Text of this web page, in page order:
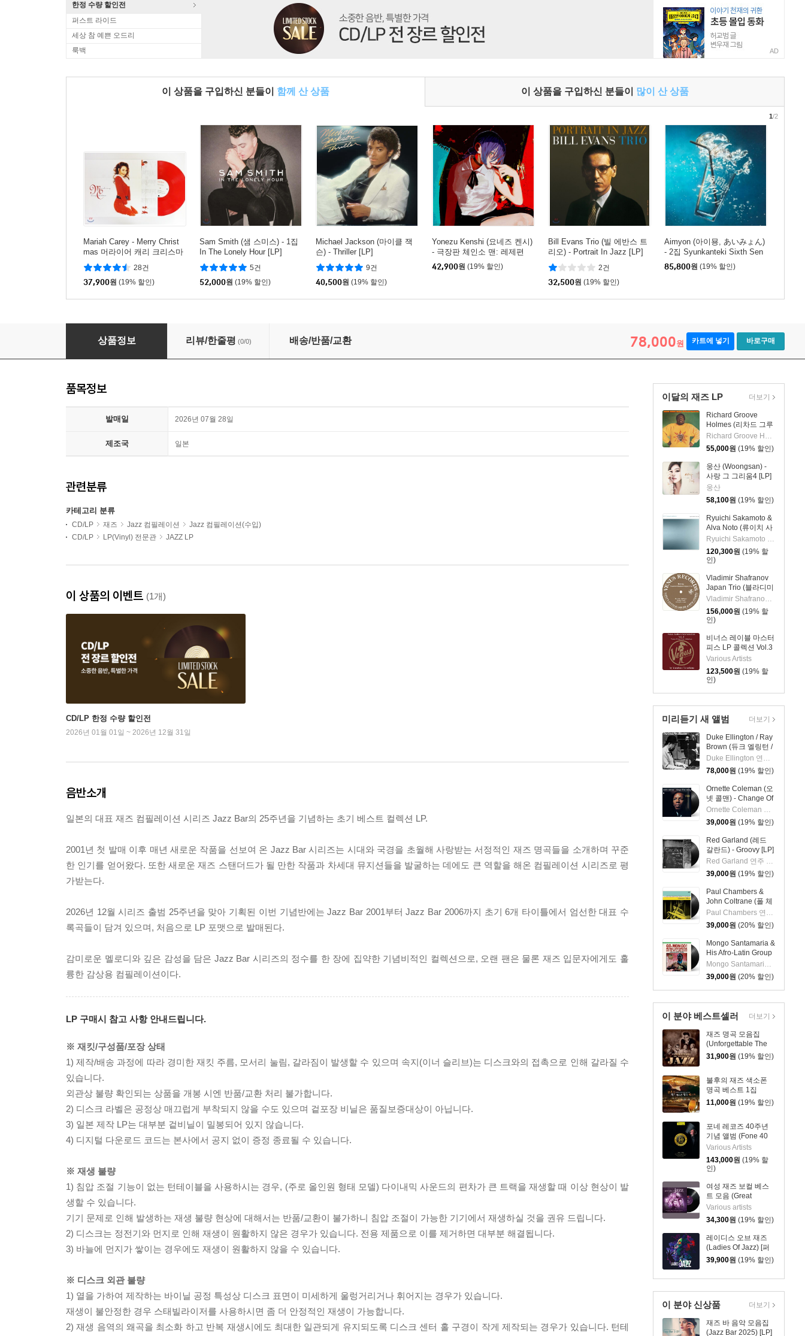
한정 수량 할인전
퍼스트 라이드
세상 참 예쁜 오드리
룩백
AD
이 상품을 구입하신 분들이 함께 산 상품 이 상품을 구입하신 분들이 많이 산 상품
Mariah Carey - Merry Christ
mas 머라이어 캐리 크리스마
스 앨범 [레드 컬러 LP]
28건
37,900원 (19% 할인)
Sam Smith (샘 스미스) - 1집
In The Lonely Hour [LP]
5건
52,000원 (19% 할인)
Michael Jackson (마이클 잭
슨) - Thriller [LP]
9건
40,500원 (19% 할인)
Yonezu Kenshi (요네즈 켄시)
- 극장판 체인소 맨: 레제편
주제곡 IRIS OUT / JANE DO
E [LP]
42,900원 (19% 할인)
Bill Evans Trio (빌 에반스 트
리오) - Portrait In Jazz [LP]
2건
32,500원 (19% 할인)
Aimyon (아이묭, あいみょん)
- 2집 Syunkanteki Sixth Sen
se (순간적인 식스센스) [컬러
2LP]
85,800원 (19% 할인)
1/2
재즈 바 시리즈 25주년 베스트 컬렉션 (Jazz Bar: Yasukuni Terashima Presents Jazz Bar Best Of The Early Years 2001-2006) [LP]
상품정보 리뷰/한줄평 (0/0) 배송/반품/교환 78,000원 카트에 넣기 바로구매
이달의 재즈 LP
Richard Groove
Holmes (리차드 그루
브 홈스) - Six Million
Dollar Man [LP]
Richard Groove Holmes
55,000원 (19% 할인)
웅산 (Woongsan) -
사랑 그 그리움4 [LP]
웅산
58,100원 (19% 할인)
Ryuichi Sakamoto &
Alva Noto (류이치 사
카모토 & 알바 노토) -
12 Conversations
[2LP]
Ryuichi Sakamoto & Alva Noto
120,300원 (19% 할
인)
Vladimir Shafranov
Japan Trio (블라디미
르 샤프라노프 재팬
트리오) - Bolivia
[2LP]
Vladimir Shafranov Japan Trio
156,000원 (19% 할
인)
비너스 레이블 마스터
피스 LP 콜렉션 Vol.3
(Venus Audio Grade
Records Selection
Vol. 3 by Yasukuni
Terashima) [2LP]
Various Artists
123,500원 (19% 할
인)
더보기
미리듣기 새 앨범
Duke Ellington / Ray
Brown (듀크 엘링턴 /
레이 브라운) - This
One's For Blanton
[LP]
Duke Ellington 연주 외 1명
78,000원 (19% 할인)
Ornette Coleman (오
넷 콜맨) - Change Of
The Century [LP] Ornette Coleman 연주
39,000원 (19% 할인)
Red Garland (레드
갈란드) - Groovy [LP]
Red Garland 연주 외 2명
39,000원 (19% 할인)
Paul Chambers &
John Coltrane (폴 체
임버스 & 존 콜트레
인) - A Jazz
Delegation From the
East: Chamber's
Music [LP]
Paul Chambers 연주 외 1명
39,000원 (20% 할인)
Mongo Santamaria &
His Afro-Latin Group
(몽고 산타마리아 &
히스 아프로 라틴 그
룹) - Go Mongo!
(Feat. Chick Corea)
[LP]
Mongo Santamaria 연주
39,000원 (20% 할인)
더보기
이 분야 베스트셀러
재즈 명곡 모음집
(Unforgettable The
Best of Jazz) [LP]
31,900원 (19% 할인)
불후의 재즈 색소폰
명곡 베스트 1집
(Everlasting Jazz
11,000원 (19% 할인)
포네 레코즈 40주년
기념 앨범 (Fone 40
Years 1983-2023)
[2LP]
Various Artists
143,000원 (19% 할
인)
여성 재즈 보컬 베스
트 모음 (Great
Ladies Of Jazz) [LP]
Various artists
34,300원 (19% 할인)
레이디스 오브 재즈
(Ladies Of Jazz) [퍼
플 화이트 컬러 LP]
39,900원 (19% 할인)
더보기
이 분야 신상품
재즈 바 음악 모음집
(Jazz Bar 2025) [LP]
더보기
품목정보
발매일 2026년 07월 28일
제조국 일본
관련분류
카테고리 분류
CD/LP 재즈 Jazz 컴필레이션
Jazz 컴필레이션(수입)
CD/LP
LP(Vinyl) 전문관 JAZZ LP
이 상품의 이벤트 (1개)
CD/LP 한정 수량 할인전
2026년 01월 01일 ~ 2026년 12월 31일
음반소개
일본의 대표 재즈 컴필레이션 시리즈 Jazz Bar의 25주년을 기념하는 초기 베스트 컬렉션 LP.
2001년 첫 발매 이후 매년 새로운 작품을 선보여 온 Jazz Bar 시리즈는 시대와 국경을 초월해 사랑받는 서정적인 재즈 명곡들을 소개하며 꾸준
한 인기를 얻어왔다. 또한 새로운 재즈 스탠더드가 될 만한 작품과 차세대 뮤지션들을 발굴하는 데에도 큰 역할을 해온 컴필레이션 시리즈로 평
가받는다.
2026년 12월 시리즈 출범 25주년을 맞아 기획된 이번 기념반에는 Jazz Bar 2001부터 Jazz Bar 2006까지 초기 6개 타이틀에서 엄선한 대표 수
록곡들이 담겨 있으며, 처음으로 LP 포맷으로 발매된다.
감미로운 멜로디와 깊은 감성을 담은 Jazz Bar 시리즈의 정수를 한 장에 집약한 기념비적인 컬렉션으로, 오랜 팬은 물론 재즈 입문자에게도 훌
륭한 감상용 컴필레이션이다.
LP 구매시 참고 사항 안내드립니다.
※ 재킷/구성품/포장 상태
1) 제작/배송 과정에 따라 경미한 재킷 주름, 모서리 눌림, 갈라짐이 발생할 수 있으며 속지(이너 슬리브)는 디스크와의 접촉으로 인해 갈라질 수
있습니다.
외관상 불량 확인되는 상품을 개봉 시엔 반품/교환 처리 불가합니다.
2) 디스크 라벨은 공정상 매끄럽게 부착되지 않을 수도 있으며 겉포장 비닐은 품질보증대상이 아닙니다.
3) 일본 제작 LP는 대부분 겉비닐이 밀봉되어 있지 않습니다.
4) 디지털 다운로드 코드는 본사에서 공지 없이 증정 종료될 수 있습니다.
※ 재생 불량
1) 침압 조절 기능이 없는 턴테이블을 사용하시는 경우, (주로 올인원 형태 모델) 다이내믹 사운드의 편차가 큰 트랙을 재생할 때 이상 현상이 발
생할 수 있습니다.
기기 문제로 인해 발생하는 재생 불량 현상에 대해서는 반품/교환이 불가하니 침압 조절이 가능한 기기에서 재생하실 것을 권유 드립니다.
2) 디스크는 정전기와 먼지로 인해 재생이 원활하지 않은 경우가 있습니다. 전용 제품으로 이를 제거하면 대부분 해결됩니다.
3) 바늘에 먼지가 쌓이는 경우에도 재생이 원활하지 않을 수 있습니다.
※ 디스크 외관 불량
1) 열을 가하여 제작하는 바이닐 공정 특성상 디스크 표면이 미세하게 울렁거리거나 휘어지는 경우가 있습니다.
재생이 불안정한 경우 스태빌라이저를 사용하시면 좀 더 안정적인 재생이 가능합니다.
2) 재생 음역의 왜곡을 최소화 하고 반복 재생시에도 최대한 일관되게 유지되도록 디스크 센터 홀 구경이 작게 제작되는 경우가 있습니다. 턴테